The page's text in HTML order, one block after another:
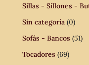
Sillas - Sillones -
Sin categoría (0)
Sofás - Bancos (51)
Tocadores (69)